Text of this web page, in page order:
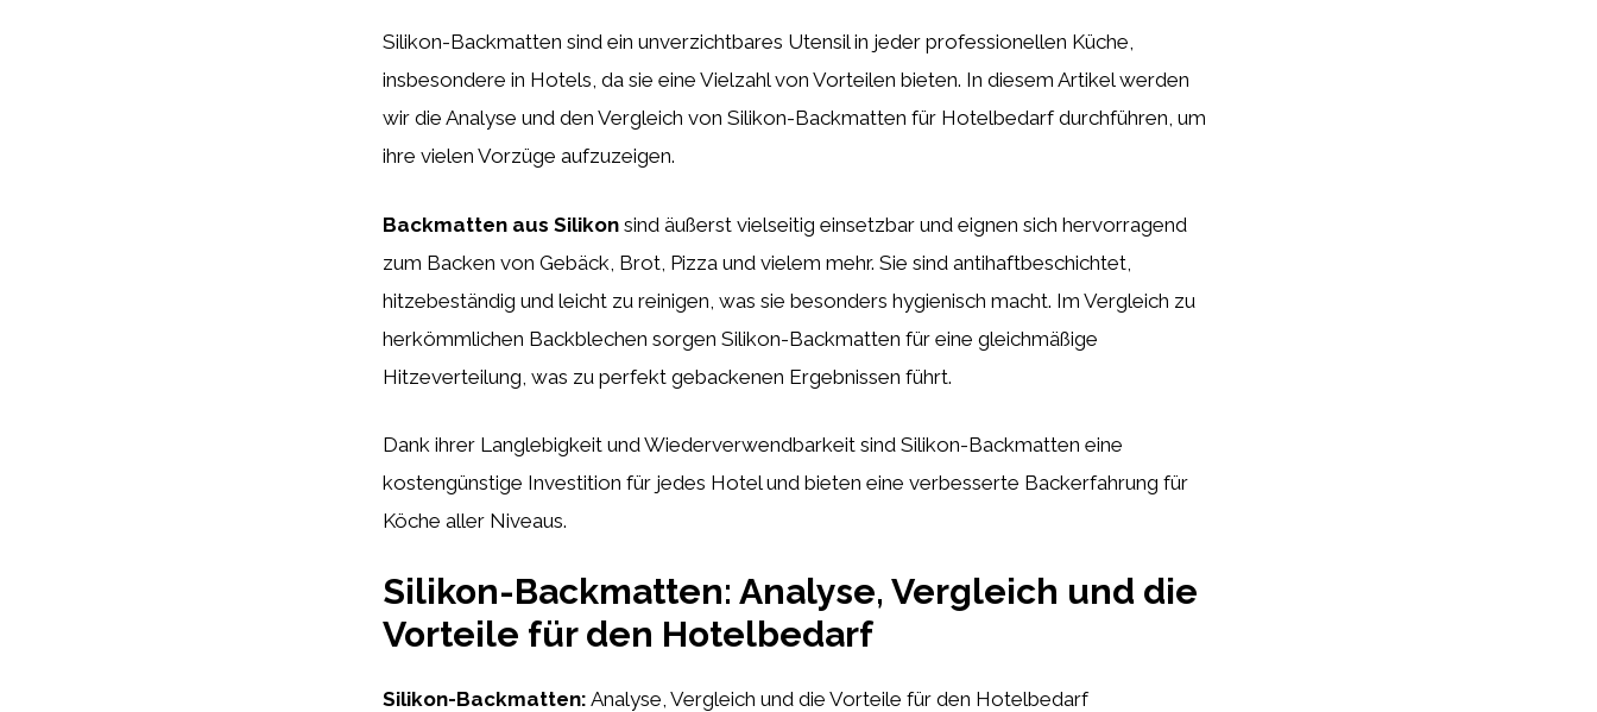
Silikon-Backmatten sind ein unverzichtbares Utensil in jeder professionellen Küche,
insbesondere in Hotels, da sie eine Vielzahl von Vorteilen bieten. In diesem Artikel werden
wir die Analyse und den Vergleich von Silikon-Backmatten für Hotelbedarf durchführen, um
ihre vielen Vorzüge aufzuzeigen.
Backmatten aus Silikon sind äußerst vielseitig einsetzbar und eignen sich hervorragend
zum Backen von Gebäck, Brot, Pizza und vielem mehr. Sie sind antihaftbeschichtet,
hitzebeständig und leicht zu reinigen, was sie besonders hygienisch macht. Im Vergleich zu
herkömmlichen Backblechen sorgen Silikon-Backmatten für eine gleichmäßige
Hitzeverteilung, was zu perfekt gebackenen Ergebnissen führt.
Dank ihrer Langlebigkeit und Wiederverwendbarkeit sind Silikon-Backmatten eine
kostengünstige Investition für jedes Hotel und bieten eine verbesserte Backerfahrung für
Köche aller Niveaus.
Silikon-Backmatten: Analyse, Vergleich und die
Vorteile für den Hotelbedarf
Silikon-Backmatten: Analyse, Vergleich und die Vorteile für den Hotelbedarf